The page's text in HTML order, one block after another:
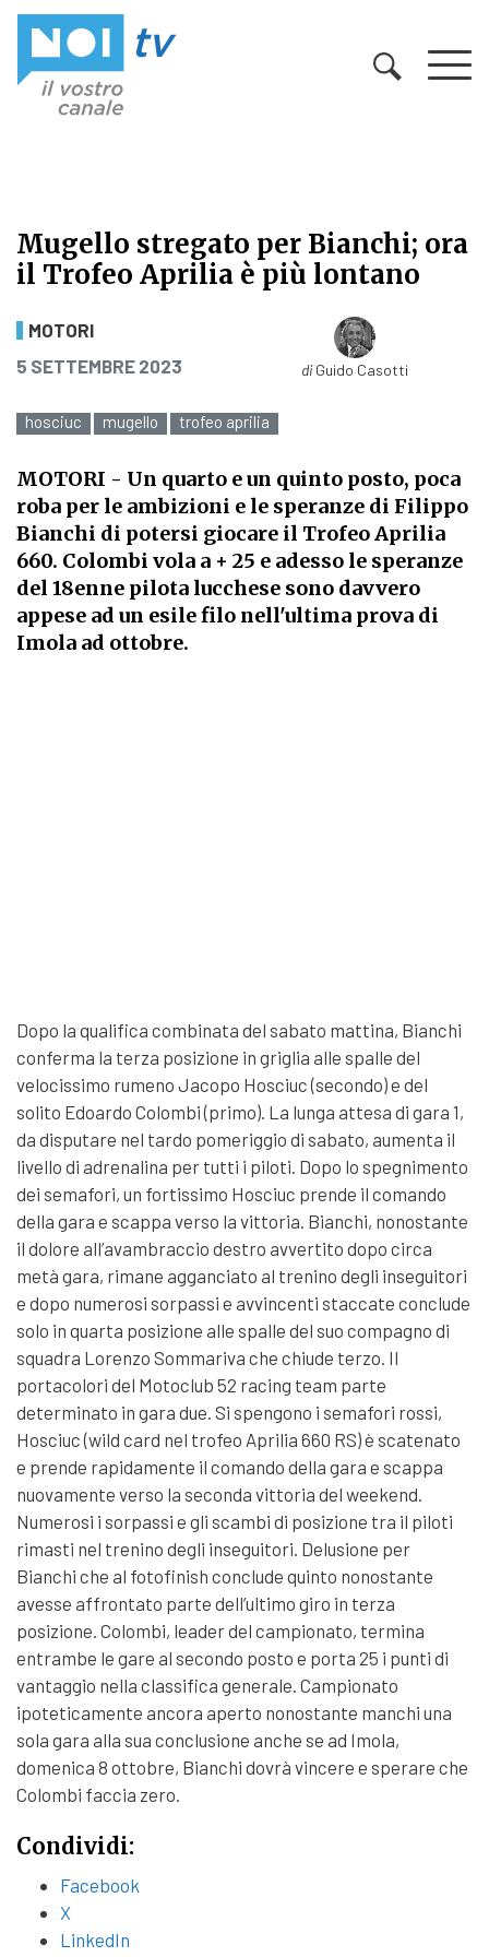
Mugello stregato per Bianchi; ora
il Trofeo Aprilia è più lontano
Mugello stregato per Bianchi;
MOTORI
PUBBLICATO IL
5 SETTEMBRE 2023 diGuido Casotti
hosciuc mugello trofeo aprilia
MOTORI - Un quarto e un quinto posto, poca
roba per le ambizioni e le speranze di Filippo
Bianchi di potersi giocare il Trofeo Aprilia
660. Colombi vola a + 25 e adesso le speranze
del 18enne pilota lucchese sono davvero
appese ad un esile filo nell'ultima prova di
Imola ad ottobre.
Dopo la qualifica combinata del sabato mattina, Bianchi
conferma la terza posizione in griglia alle spalle del
velocissimo rumeno Jacopo Hosciuc (secondo) e del
solito Edoardo Colombi (primo). La lunga attesa di gara 1,
da disputare nel tardo pomeriggio di sabato, aumenta il
livello di adrenalina per tutti i piloti. Dopo lo spegnimento
dei semafori, un fortissimo Hosciuc prende il comando
della gara e scappa verso la vittoria. Bianchi, nonostante
il dolore all’avambraccio destro avvertito dopo circa
metà gara, rimane agganciato al trenino degli inseguitori
e dopo numerosi sorpassi e avvincenti staccate conclude
solo in quarta posizione alle spalle del suo compagno di
squadra Lorenzo Sommariva che chiude terzo. Il
portacolori del Motoclub 52 racing team parte
determinato in gara due. Si spengono i semafori rossi,
Hosciuc (wild card nel trofeo Aprilia 660 RS) è scatenato
e prende rapidamente il comando della gara e scappa
nuovamente verso la seconda vittoria del weekend.
Numerosi i sorpassi e gli scambi di posizione tra il piloti
rimasti nel trenino degli inseguitori. Delusione per
Bianchi che al fotofinish conclude quinto nonostante
avesse affrontato parte dell’ultimo giro in terza
posizione. Colombi, leader del campionato, termina
entrambe le gare al secondo posto e porta 25 i punti di
vantaggio nella classifica generale. Campionato
ipoteticamente ancora aperto nonostante manchi una
sola gara alla sua conclusione anche se ad Imola,
domenica 8 ottobre, Bianchi dovrà vincere e sperare che
Colombi faccia zero.
Condividi:
Facebook
X
LinkedIn